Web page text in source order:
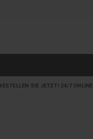
SIE JETZT! 24/7 ONLINE